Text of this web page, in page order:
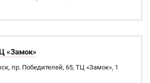
«Замок»
пр. Победителей, 65, ТЦ «Замок», 1